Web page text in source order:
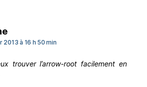
dit :
2013 à 16 h 50 min
trouver l’arrow-root facilement en